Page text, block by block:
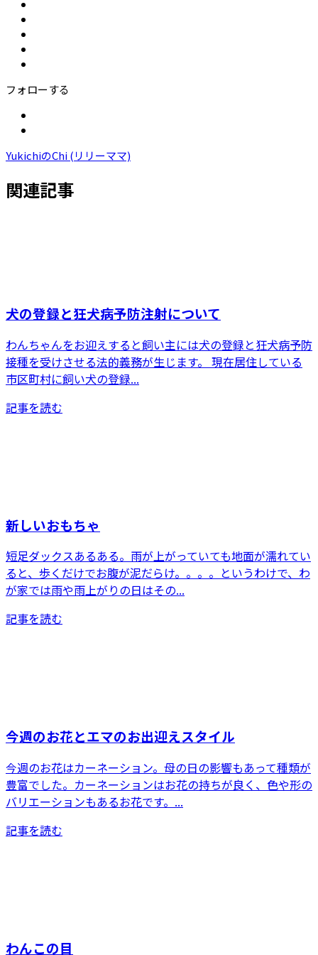
フォローする
YukichiのChi (リリーママ)
関連記事
犬の登録と狂犬病予防注射について
わんちゃんをお迎えすると飼い主には犬の登録と狂犬病予防
接種を受けさせる法的義務が生じます。 現在居住している
市区町村に飼い犬の登録...
記事を読む
新しいおもちゃ
短足ダックスあるある。雨が上がっていても地面が濡れてい
ると、歩くだけでお腹が泥だらけ。。。。というわけで、わ
が家では雨や雨上がりの日はその...
記事を読む
今週のお花とエマのお出迎えスタイル
今週のお花はカーネーション。母の日の影響もあって種類が
豊富でした。カーネーションはお花の持ちが良く、色や形の
バリエーションもあるお花です。...
記事を読む
わんこの目